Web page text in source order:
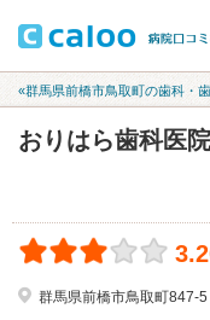
«群馬県前橋市鳥取町の歯科・
おりはら歯科医院
群馬県前橋市鳥取町847-5